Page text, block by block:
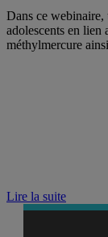
Dans ce webinaire,
adolescents en lien
méthylmercure
Lire la suite